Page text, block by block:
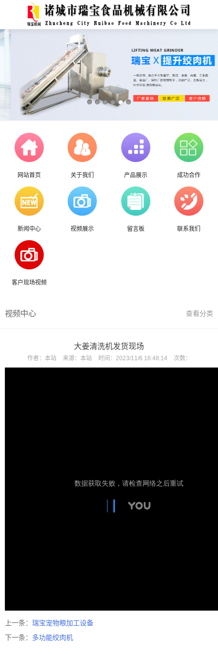
网站首页 关于我们 产品展示 成功合作
新闻中心 视频展示 留言板 联系我们
客户现场视频
视频中心 查看分类
大姜清洗机发货现场
作者： 本站 来源： 本站 时间： 2023/11/6 16:48:14 次数：
上一条： 瑞宝宠物粮加工设备
下一条： 多功能绞肉机